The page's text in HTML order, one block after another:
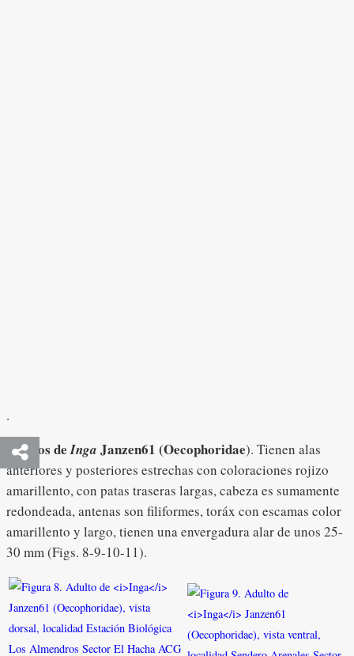
.
Adultos deInga Janzen61 (Oecophoridae). Tienen alas
anteriores y posteriores estrechas con coloraciones rojizo
amarillento, con patas traseras largas, cabeza es sumamente
redondeada, antenas son filiformes, toráx con escamas color
amarillento y largo, tienen una envergadura alar de unos 25-
30 mm (Figs. 8-9-10-11).